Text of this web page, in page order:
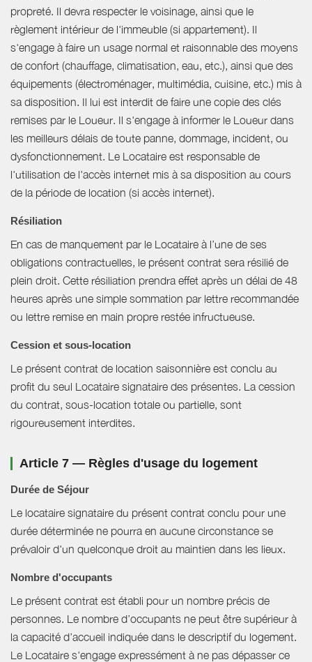
propreté. Il devra respecter le voisinage, ainsi que le
règlement intérieur de l'immeuble (si appartement). Il
s'engage à faire un usage normal et raisonnable des moyens
de confort (chauffage, climatisation, eau, etc.), ainsi que des
équipements (électroménager, multimédia, cuisine, etc.) mis à
sa disposition. Il lui est interdit de faire une copie des clés
remises par le Loueur. Il s'engage à informer le Loueur dans
les meilleurs délais de toute panne, dommage, incident, ou
dysfonctionnement. Le Locataire est responsable de
l'utilisation de l'accès internet mis à sa disposition au cours
de la période de location (si accès internet).
Résiliation
En cas de manquement par le Locataire à l’une de ses
obligations contractuelles, le présent contrat sera résilié de
plein droit. Cette résiliation prendra effet après un délai de 48
heures après une simple sommation par lettre recommandée
ou lettre remise en main propre restée infructueuse.
Cession et sous-location
Le présent contrat de location saisonnière est conclu au
profit du seul Locataire signataire des présentes. La cession
du contrat, sous-location totale ou partielle, sont
rigoureusement interdites.
Article 7 — Règles d'usage du logement
Durée de Séjour
Le locataire signataire du présent contrat conclu pour une
durée déterminée ne pourra en aucune circonstance se
prévaloir d'un quelconque droit au maintien dans les lieux.
Nombre d'occupants
Le présent contrat est établi pour un nombre précis de
personnes. Le nombre d’occupants ne peut être supérieur à
la capacité d’accueil indiquée dans le descriptif du logement.
Le Locataire s'engage expressément à ne pas dépasser ce